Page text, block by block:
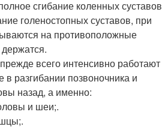
сгибание коленных суставов
голеностопных суставов, при
на противоположные
всего интенсивно работают
разгибании позвоночника и
назад, а именно:
и шеи;.